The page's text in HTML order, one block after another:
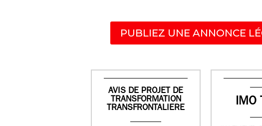
PUBLIEZ UNE ANNONCE
AVIS DE PROJET DE
TRANSFORMATION
TRANSFRONTALIERE
IMO